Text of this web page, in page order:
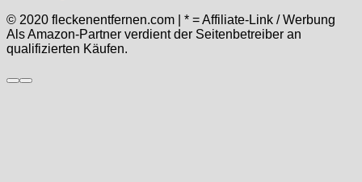
© 2020 fleckenentfernen.com | * = Affiliate-Link / Werbung
Als Amazon-Partner verdient der Seitenbetreiber an
qualifizierten Käufen.